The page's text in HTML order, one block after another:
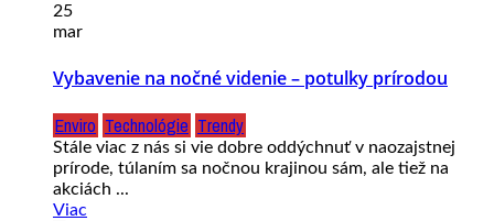
25
mar
Vybavenie na nočné videnie – potulky prírodou
Enviro Technológie Trendy
Stále viac z nás si vie dobre oddýchnuť v naozajstnej
prírode, túlaním sa nočnou krajinou sám, ale tiež na
akciách ...
Viac